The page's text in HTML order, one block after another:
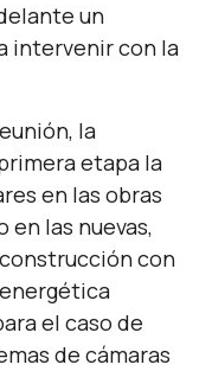
un
intervenir con la
la
etapa la
en las obras
en las nuevas,
con
el caso de
de cámaras